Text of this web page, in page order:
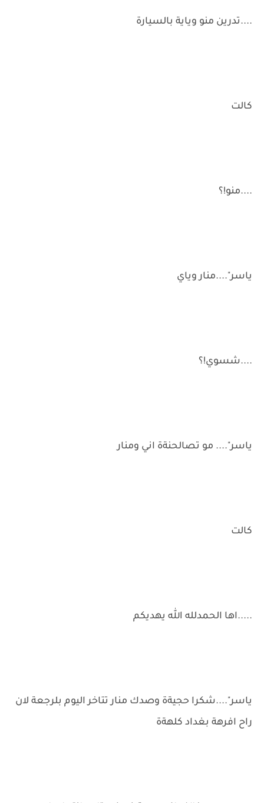
....تدرين منو وياية بالسيارة
كالت
....منو!؟
ياسر"....منار وياي
....شسوي!؟
ياسر".... مو تصالحنةة اني ومنار
كالت
.....اها الحمدلله الله يهديكم
ياسر"....شكرا حجيةة وصدك منار تتاخر اليوم بلرجعة لان
راح افرهة بغداد كلهةة